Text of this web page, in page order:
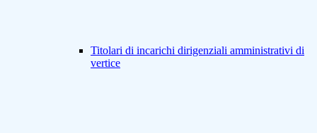
Titolari di incarichi dirigenziali amministrativi di
vertice